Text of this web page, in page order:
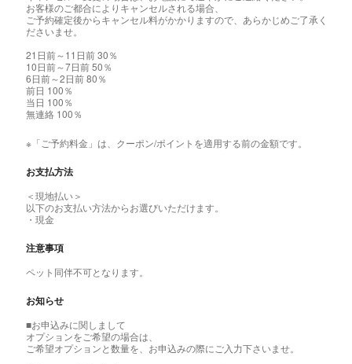
お客様のご都合によりキャンセルされる場合、
ご予約確定後からキャンセル料がかかりますので、あらかじめご了承く
ださいませ。
21日前～11日前 30％
10日前～7日前 50％
6日前～2日前 80％
前日 100％
当日 100％
無連絡 100％
※「ご予約料金」は、クーポン/ポイントを適用する前の金額です。
お支払方法
＜現地払い＞
以下のお支払い方法からお選びいただけます。
・現金
注意事項
ペット同伴不可となります。
お知らせ
■お申込みに関しまして
オプションをご希望の場合は、
ご希望オプションと数量を、お申込みの際にご入力下さいませ。